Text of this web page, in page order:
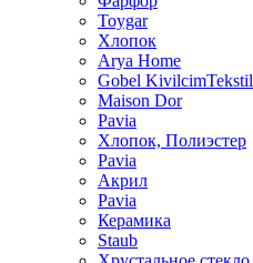
Toygar
Хлопок
Arya Home
Gobel KivilcimTekstil
Maison Dor
Pavia
Хлопок, Полиэстер
Pavia
Акрил
Pavia
Керамика
Staub